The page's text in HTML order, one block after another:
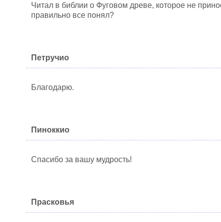
Читал в библии о Фуговом древе, которое не
правильно все понял?
Петручио
Благодарю.
Пиноккио
Спасибо за вашу мудрость!
Прасковья